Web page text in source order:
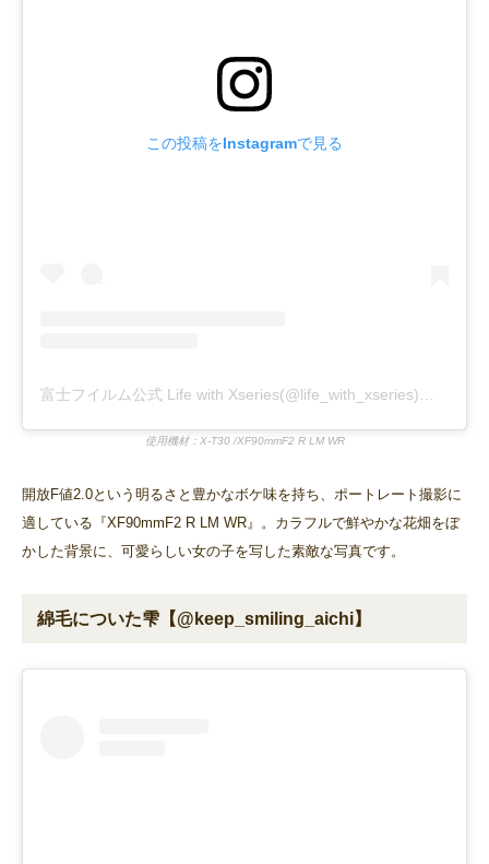
この投稿をInstagramで見る
富士フイルム公式 Life with Xseries(@life_with_xseries)がシェアした投稿
使用機材：X-T30 /XF90mmF2 R LM WR
開放F値2.0という明るさと豊かなボケ味を持ち、ポートレート撮影に
適している『XF90mmF2 R LM WR』。カラフルで鮮やかな花畑をぼ
かした背景に、可愛らしい女の子を写した素敵な写真です。
綿毛についた雫【@keep_smiling_aichi】